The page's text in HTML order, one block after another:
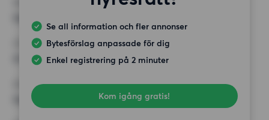
Se all information och fler annonser
Bytesförslag anpassade för dig
Enkel registrering på 2 minuter
Kom igång gratis!
MINST ANTAL KVADRATMETER
HÖGSTA HYRA
4 000 kr
Inga speciella krav